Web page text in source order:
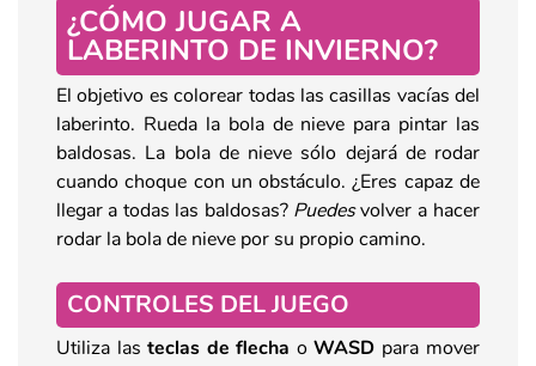
¿CÓMO JUGAR A
LABERINTO DE INVIERNO?
El objetivo es colorear todas las casillas vacías del
laberinto. Rueda la bola de nieve para pintar las
baldosas. La bola de nieve sólo dejará de rodar
cuando choque con un obstáculo. ¿Eres capaz de
llegar a todas las baldosas? Puedesvolver a hacer
rodar la bola de nieve por su propio camino.
CONTROLES DEL JUEGO
Utiliza las teclas de flecha o WASD para mover